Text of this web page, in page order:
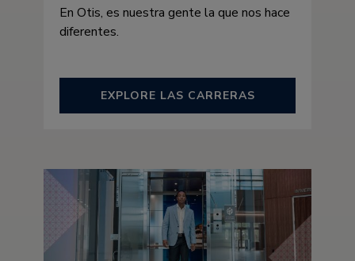
En Otis, es nuestra gente la que nos hace
diferentes.
EXPLORE LAS CARRERAS